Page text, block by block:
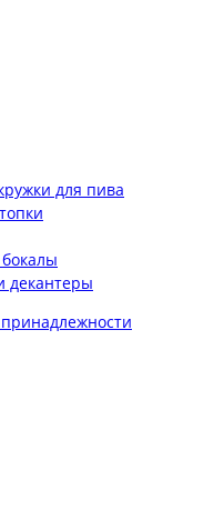
для пива
декантеры